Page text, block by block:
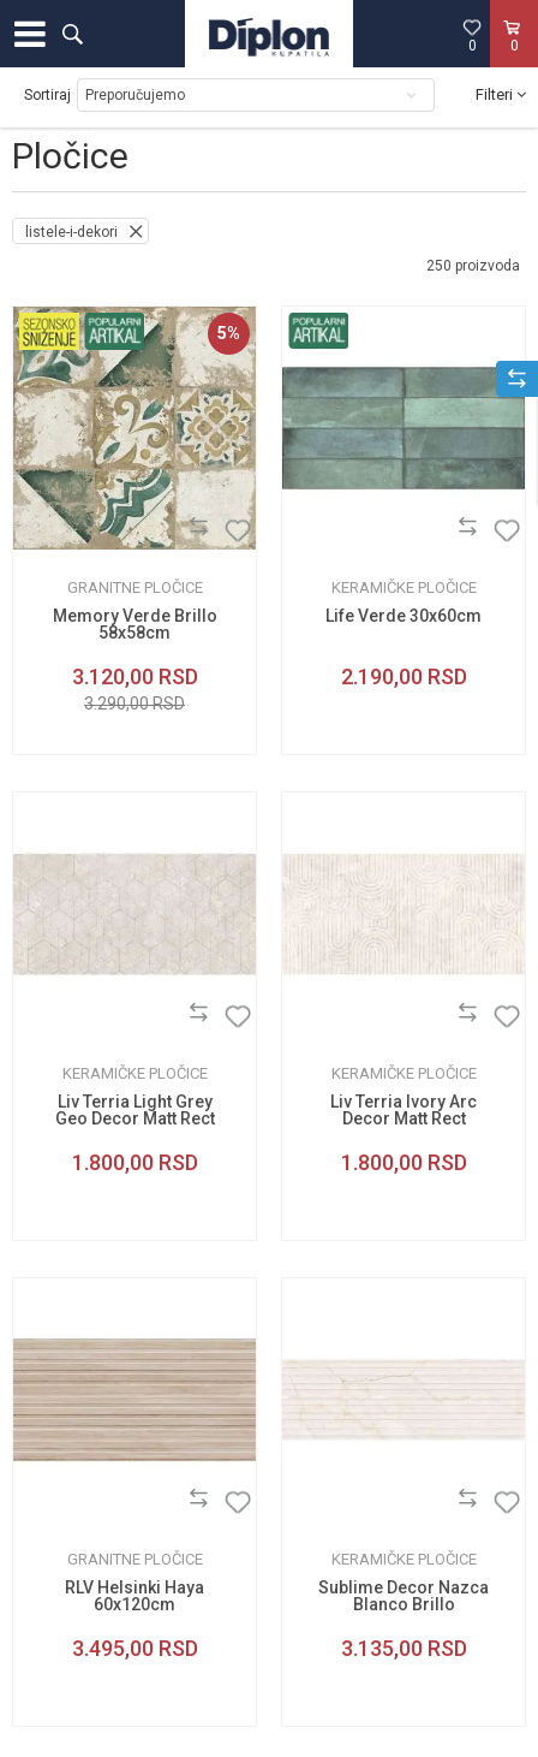
0
0
Pločice
Sortiraj Filteri
listele-i-dekori
250 proizvoda
5%
GRANITNE PLOČICE
Memory Verde Brillo
58x58cm
3.120,00 RSD
3.290,00RSD
KERAMIČKE PLOČICE
Life Verde 30x60cm
2.190,00 RSD
KERAMIČKE PLOČICE
Liv Terria Light Grey
Geo Decor Matt Rect
1.800,00 RSD
KERAMIČKE PLOČICE
Liv Terria Ivory Arc
Decor Matt Rect
1.800,00 RSD
GRANITNE PLOČICE
RLV Helsinki Haya
60x120cm
3.495,00 RSD
KERAMIČKE PLOČICE
Sublime Decor Nazca
Blanco Brillo
3.135,00 RSD